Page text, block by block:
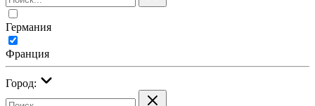
Германия
Франция
Город: